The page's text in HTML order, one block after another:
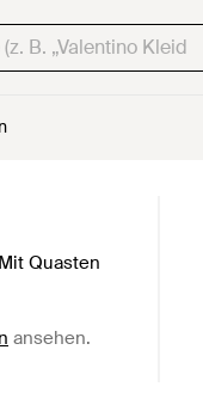
Quasten
ansehen.